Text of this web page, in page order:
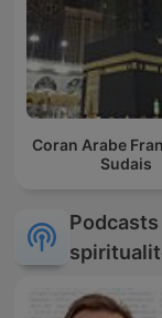
Coran Arabe
Sudais